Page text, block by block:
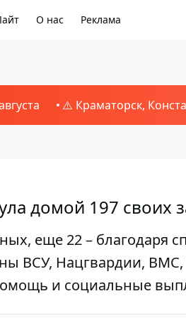
О нас Реклама
⚠️ Краматорск,
домой 197 своих
еще 22 – благодаря
ВСУ, Нацгвардии,
и социальные